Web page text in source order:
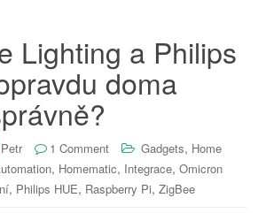
Lighting a Philips
doma
Petr 1 Comment Gadgets, Home
, Homematic, Integrace, Omicron
, Philips HUE, Raspberry Pi, ZigBee